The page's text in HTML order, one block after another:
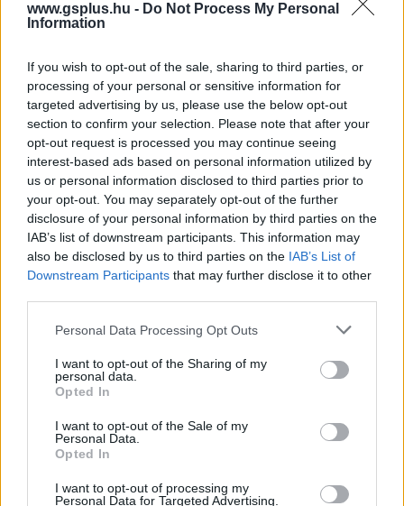
www.gsplus.hu - Do Not Process My Personal
Information
If you wish to opt-out of the sale, sharing to third parties, or
processing of your personal or sensitive information for
targeted advertising by us, please use the below opt-out
section to confirm your selection. Please note that after your
opt-out request is processed you may continue seeing
interest-based ads based on personal information utilized by
us or personal information disclosed to third parties prior to
your opt-out. You may separately opt-out of the further
disclosure of your personal information by third parties on the
IAB’s list of downstream participants. This information may
also be disclosed by us to third parties on the IAB’s List of
Downstream Participants that may further disclose it to other
Please note that this website/app uses one or more Google
not limited to your visit or usage behaviour. You may click to
grant or deny consent to Google and its third-party tags to
use your data for below specified purposes in below Google
consent section.
Personal Data Processing Opt Outs
I want to opt-out of the Sharing of my
personal data.
Opted In
I want to opt-out of the Sale of my
Personal Data.
Opted In
I want to opt-out of processing my
Personal Data for Targeted Advertising.
MIPTV 2016 - ahol eldől, hogy mit fogunk nézni
esténként
| 2016.04.10 12:51
Idén is összegyűltek Cannes-ban a televíziós szakma